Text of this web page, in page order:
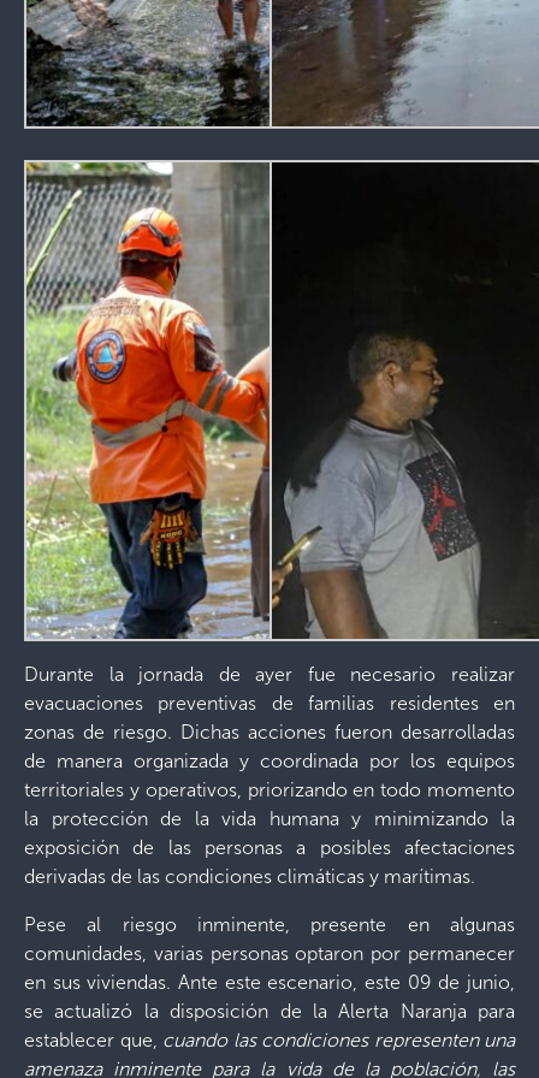
Durante la jornada de ayer fue necesario realizar
evacuaciones preventivas de familias residentes en
zonas de riesgo. Dichas acciones fueron desarrolladas
de manera organizada y coordinada por los equipos
territoriales y operativos, priorizando en todo momento
la protección de la vida humana y minimizando la
exposición de las personas a posibles afectaciones
derivadas de las condiciones climáticas y marítimas.
Pese al riesgo inminente, presente en algunas
comunidades, varias personas optaron por permanecer
en sus viviendas. Ante este escenario, este 09 de junio,
se actualizó la disposición de la Alerta Naranja para
establecer que, cuando las condiciones representen una
amenaza inminente para la vida de la población, las